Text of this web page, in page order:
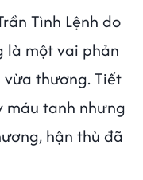
Tình Lệnh do
là một vai phản
thương. Tiết
máu tanh nhưng
hận thù đã